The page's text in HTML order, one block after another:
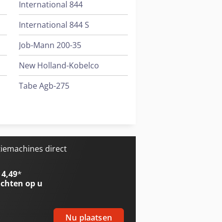
International 844
International 844 S
Job-Mann 200-35
New Holland-Kobelco
Tabe Agb-275
direct
*
op u
Nu plaatsen